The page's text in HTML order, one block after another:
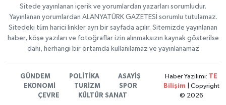
Sitede yayınlanan içerik ve yorumlardan yazarları sorumludur.
Yayınlanan yorumlardan ALANYATÜRK GAZETESİ sorumlu tutulamaz.
Sitedeki tüm harici linkler ayrı bir sayfada açılır. Sitemizde yayınlanan
haber, köşe yazıları ve fotoğraflar izin alınmaksızın kaynak gösterilse
dahi, herhangi bir ortamda kullanılamaz ve yayınlanamaz
GÜNDEM POLİTİKA
ASAYİŞ
EKONOMİ
TURİZM
SPOR
ÇEVRE
KÜLTÜR SANAT
Haber Yazılımı: TE
Bilişim | Copyright
© 2026